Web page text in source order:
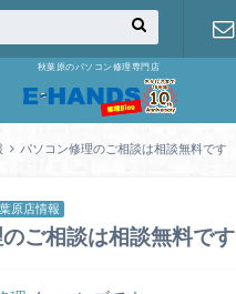
秋葉原のパソコン修理専門店
パソコン修理のご相談は相談無料です
原店情報
ご相談は相談無料です